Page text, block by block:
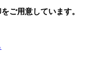
ご用意しています。